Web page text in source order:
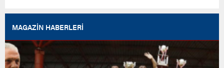
MAGAZİN HABERLERİ